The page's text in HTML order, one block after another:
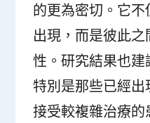
的更為密切。它
出現，而是彼此
性。研究結果也建
特別是那些已經
接受較複雜治療